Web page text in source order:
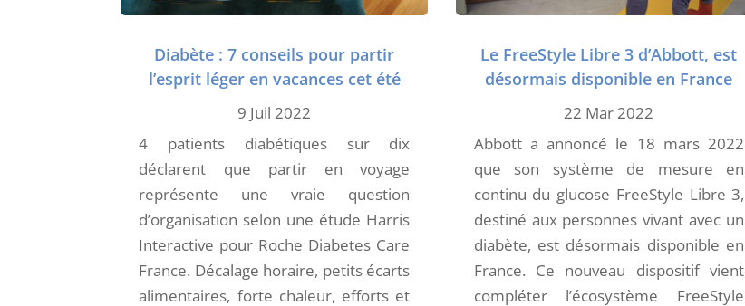
Diabète : 7 conseils pour partir
l’esprit léger en vacances cet été
9 Juil 2022
4 patients diabétiques sur dix
déclarent que partir en voyage
représente une vraie question
d’organisation selon une étude Harris
Interactive pour Roche Diabetes Care
France. Décalage horaire, petits écarts
alimentaires, forte chaleur, efforts et
Le FreeStyle Libre 3 d’Abbott, est
désormais disponible en France
22 Mar 2022
Abbott a annoncé le 18 mars 2022
que son système de mesure en
continu du glucose FreeStyle Libre 3,
destiné aux personnes vivant avec un
diabète, est désormais disponible en
France. Ce nouveau dispositif vient
compléter l’écosystème FreeStyle